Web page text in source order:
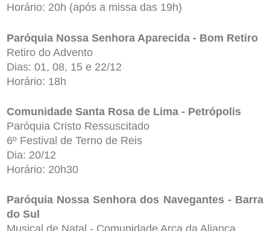
Horário: 20h (após a missa das 19h)
Paróquia Nossa Senhora Aparecida - Bom Retiro
Retiro do Advento
Dias: 01, 08, 15 e 22/12
Horário: 18h
Comunidade Santa Rosa de Lima - Petrópolis
Paróquia Cristo Ressuscitado
6º Festival de Terno de Reis
Dia: 20/12
Horário: 20h30
Paróquia Nossa Senhora dos Navegantes - Barra
do Sul